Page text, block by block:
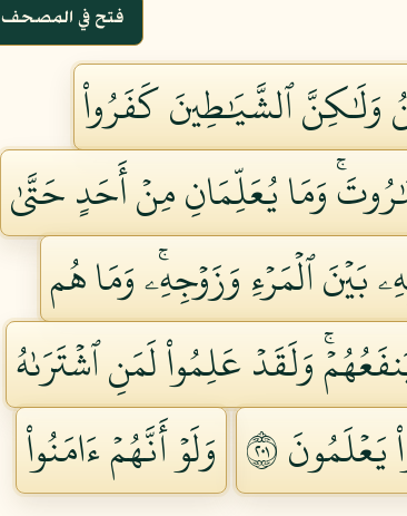
فتح في المصحف
وَلَٰكِنَّ ٱلشَّيَٰطِينَ كَفَرُواْ
وَمَا يُعَلِّمَانِ مِنۡ أَحَدٍ حَتَّىٰ
بَيۡنَ ٱلۡمَرۡءِ وَزَوۡجِهِۦۚ وَمَا هُم
وَلَقَدۡ عَلِمُواْ لَمَنِ ٱشۡتَرَىٰهُ
١٠٢
وَلَوۡ أَنَّهُمۡ ءَامَنُواْ